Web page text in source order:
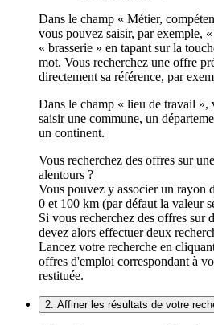
Dans le champ « Métier,
vous pouvez saisir, par exemple,
« brasserie » en tapant sur la
mot. Vous recherchez une offre
directement sa référence, par
Dans le champ « lieu de travail »,
saisir une commune, un
un continent.
Vous recherchez des offres sur
alentours ?
Vous pouvez y associer un rayon
0 et 100 km (par défaut la valeur
Si vous recherchez des offres sur
devez alors effectuer deux
Lancez votre recherche en
offres d'emploi correspondant à
restituée.
2. Affiner les résultats de votre